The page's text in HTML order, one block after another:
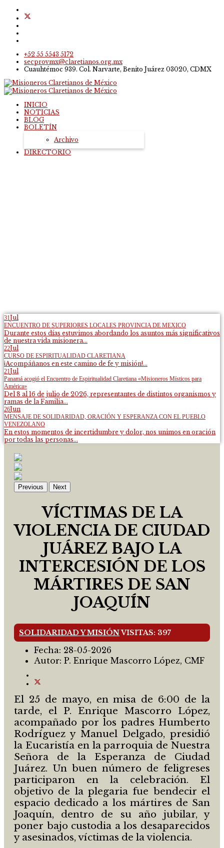
+52 55 5543 5172
secprovmx@claretianos.org.mx
Cuauhtémoc 939. Col. Narvarte, Benito Juárez 03020, CDMX
INICIO
NOTICIAS
BLOG
BOLETÍN
Archivo
DIRECTORIO
31Jul
ENCUENTRO DE SUPERIORES LOCALES PROVINCIA DE MEXICO
Durante estos días estuvimos abordando los asuntos más significativos
de nuestra vida misionera...
22Jul
CURSO DE ESPIRITUALIDAD CLARETIANA
¡Acompáñanos en este camino de fe y misión!...
21Jul
Panamá acogió el Encuentro de Espiritualidad Claretiana «Misioneros Místicos para
América»
Del 8 al 16 de julio de 2026, representantes de distintos organismos y
ramas de la Familia...
26Jun
MENSAJE DE SOLIDARIDAD, ORACIÓN Y ESPERANZA CON EL PUEBLO
VENEZOLANO
En estos momentos de incertidumbre y dolor, nos unimos en oración
por todas las personas...
Previous Next
VÍCTIMAS DE LA
VIOLENCIA DE CIUDAD
JUÁREZ BAJO LA
INTERCESIÓN DE LOS
MÁRTIRES DE SAN
JOAQUÍN
SOLIDARIDAD Y MISIÓNVISITAS: 397
Fecha: 28-05-2026
Autor: P. Enrique Mascorro López, CMF
El 25 de mayo, en misa de 6:00 de la
tarde, el P. Enrique Mascorro López,
acompañado por los padres Humberto
Rodríguez y Manuel Delgado, presidió
la Eucaristía en la parroquia de Nuestra
Señora de la Esperanza de Ciudad
Juárez. Un buen número de feligreses
participaron en la celebración. El
objetivo de la plegaria fue bendecir el
espacio dedicado a los mártires de San
Joaquín, dentro de su año jubilar, y
poner bajo custodia a los desaparecidos
y asesinados, víctimas de la violencia.